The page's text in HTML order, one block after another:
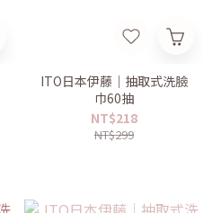
ITO日本伊藤｜抽取式洗臉
巾60抽
NT$218
NT$299